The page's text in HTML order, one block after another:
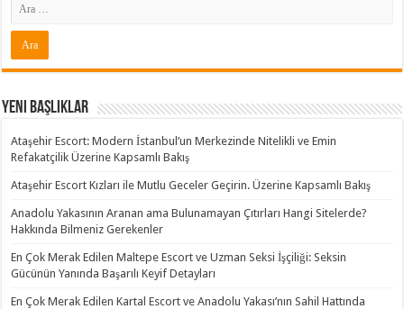
Yeni Başlıklar
Ataşehir Escort: Modern İstanbul’un Merkezinde Nitelikli ve Emin
Refakatçilik Üzerine Kapsamlı Bakış
Ataşehir Escort Kızları ile Mutlu Geceler Geçirin. Üzerine Kapsamlı Bakış
Anadolu Yakasının Aranan ama Bulunamayan Çıtırları Hangi Sitelerde?
Hakkında Bilmeniz Gerekenler
En Çok Merak Edilen Maltepe Escort ve Uzman Seksi İşçiliği: Seksin
Gücünün Yanında Başarılı Keyif Detayları
En Çok Merak Edilen Kartal Escort ve Anadolu Yakası’nın Sahil Hattında